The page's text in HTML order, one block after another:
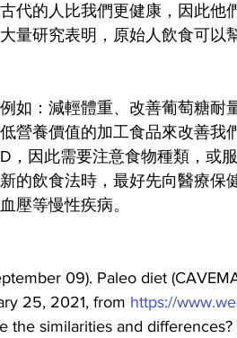
代的人比我們更健康，因此他
量研究表明，原始人飲食可以
如：減輕體重、改善葡萄糖耐
營養價值的加工食品來改善我
，因此需要注意食物種類，或
的飲食法時，最好先向醫療保
壓等慢性疾病。
09). Paleo diet
25, 2021, from https://
the similarities and